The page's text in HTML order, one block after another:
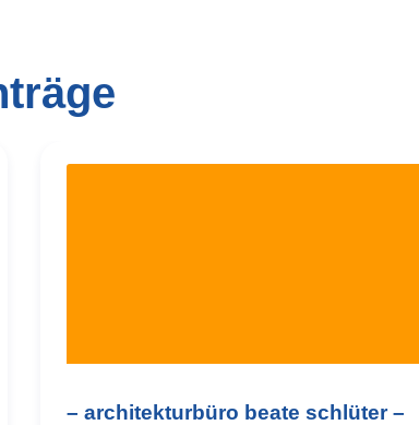
– architekturbüro beate schlüter –